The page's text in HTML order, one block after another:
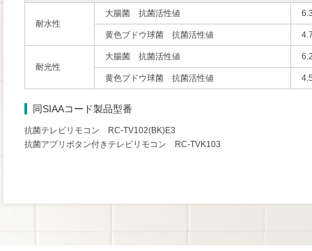
耐水性
大腸菌 抗菌活性値
黄色ブドウ球菌 抗菌活性値
耐光性
大腸菌 抗菌活性値
黄色ブドウ球菌 抗菌活性値
同SIAAコード製品型番
抗菌テレビリモコン RC-TV102(BK)E3
抗菌アプリボタン付きテレビリモコン RC-TVK103